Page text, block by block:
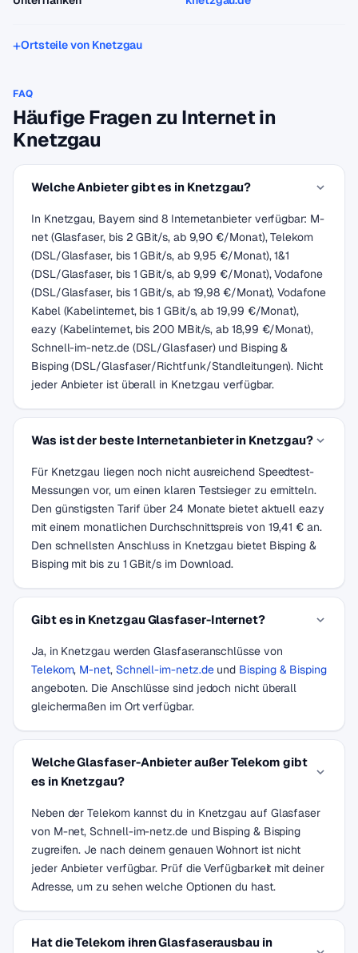
Ortsteile von Knetzgau
FAQ
Häufige Fragen zu Internet in
Knetzgau
Welche Anbieter gibt es in Knetzgau?
In Knetzgau, Bayern sind 8 Internetanbieter verfügbar: M-
net (Glasfaser, bis 2 GBit/s, ab 9,90 €/Monat), Telekom
(DSL/Glasfaser, bis 1 GBit/s, ab 9,95 €/Monat), 1&1
(DSL/Glasfaser, bis 1 GBit/s, ab 9,99 €/Monat), Vodafone
(DSL/Glasfaser, bis 1 GBit/s, ab 19,98 €/Monat), Vodafone
Kabel (Kabelinternet, bis 1 GBit/s, ab 19,99 €/Monat),
eazy (Kabelinternet, bis 200 MBit/s, ab 18,99 €/Monat),
Schnell-im-netz.de (DSL/Glasfaser) und Bisping &
Bisping (DSL/Glasfaser/Richtfunk/Standleitungen). Nicht
jeder Anbieter ist überall in Knetzgau verfügbar.
Was ist der beste Internetanbieter in Knetzgau?
Für Knetzgau liegen noch nicht ausreichend Speedtest-
Messungen vor, um einen klaren Testsieger zu ermitteln.
Den günstigsten Tarif über 24 Monate bietet aktuell eazy
mit einem monatlichen Durchschnittspreis von 19,41 € an.
Den schnellsten Anschluss in Knetzgau bietet Bisping &
Bisping mit bis zu 1 GBit/s im Download.
Gibt es in Knetzgau Glasfaser-Internet?
Ja, in Knetzgau werden Glasfaseranschlüsse von
Telekom, M-net, Schnell-im-netz.deund Bisping & Bisping
angeboten. Die Anschlüsse sind jedoch nicht überall
gleichermaßen im Ort verfügbar.
Welche Glasfaser-Anbieter außer Telekom gibt
es in Knetzgau?
Neben der Telekom kannst du in Knetzgau auf Glasfaser
von M-net, Schnell-im-netz.de und Bisping & Bisping
zugreifen. Je nach deinem genauen Wohnort ist nicht
jeder Anbieter verfügbar. Prüf die Verfügbarkeit mit deiner
Adresse, um zu sehen welche Optionen du hast.
Hat die Telekom ihren Glasfaserausbau in